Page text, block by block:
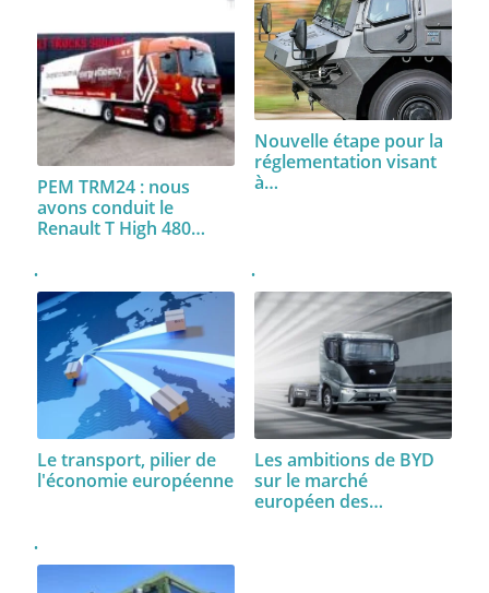
PEM TRM24 : nous
avons conduit le
Renault T High 480…
Nouvelle étape pour la
réglementation visant
à…
Le transport, pilier de
l'économie européenne
Les ambitions de BYD
sur le marché
européen des…